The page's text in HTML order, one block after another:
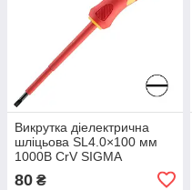
Викрутка діелектрична
шліцьова SL4.0×100 мм
1000В CrV SIGMA
80 ₴